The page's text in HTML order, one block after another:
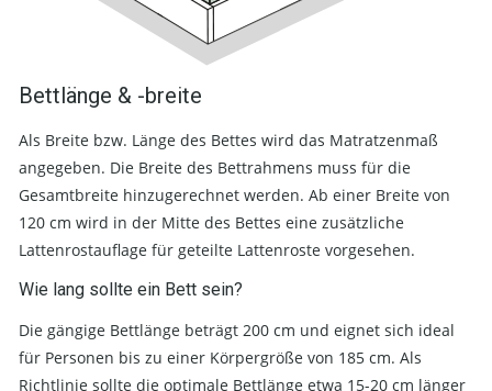
Bettlänge & -breite
Als Breite bzw. Länge des Bettes wird das Matratzenmaß
angegeben. Die Breite des Bettrahmens muss für die
Gesamtbreite hinzugerechnet werden. Ab einer Breite von
120 cm wird in der Mitte des Bettes eine zusätzliche
Lattenrostauflage für geteilte Lattenroste vorgesehen.
Wie lang sollte ein Bett sein?
Die gängige Bettlänge beträgt 200 cm und eignet sich ideal
für Personen bis zu einer Körpergröße von 185 cm. Als
Richtlinie sollte die optimale Bettlänge etwa 15-20 cm länger